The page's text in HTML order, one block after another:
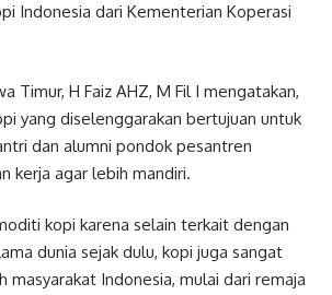
Indonesia dari Kementerian Koperasi
Timur, H Faiz AHZ, M Fil I mengatakan,
yang diselenggarakan bertujuan untuk
dan alumni pondok pesantren
kerja agar lebih mandiri.
kopi karena selain terkait dengan
dunia sejak dulu, kopi juga sangat
masyarakat Indonesia, mulai dari remaja